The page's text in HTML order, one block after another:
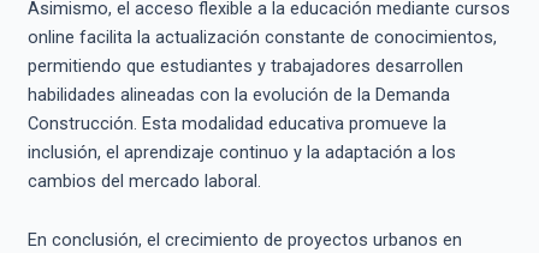
Asimismo, el acceso flexible a la educación mediante cursos
online facilita la actualización constante de conocimientos,
permitiendo que estudiantes y trabajadores desarrollen
habilidades alineadas con la evolución de la Demanda
Construcción. Esta modalidad educativa promueve la
inclusión, el aprendizaje continuo y la adaptación a los
cambios del mercado laboral.
En conclusión, el crecimiento de proyectos urbanos en